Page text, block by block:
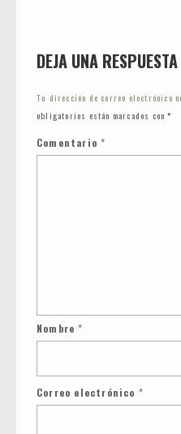
DEJA UNA RESPUESTA
Tu dirección de correo electrónico
obligatorios están marcados con*
Comentario*
Nombre*
Correo electrónico *